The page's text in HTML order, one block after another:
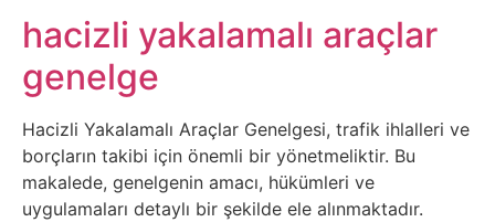
İşlemleri
Belgesel
Bilgi
Bilgisayar
hacizli yakalamalı araçlar
genelge
Hacizli Yakalamalı Araçlar Genelgesi, trafik ihlalleri ve
borçların takibi için önemli bir yönetmeliktir. Bu
makalede, genelgenin amacı, hükümleri ve
uygulamaları detaylı bir şekilde ele alınmaktadır.